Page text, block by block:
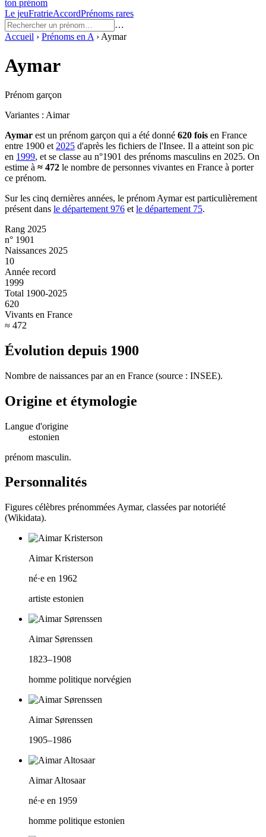
ton prénom
Le jeuFratrieAccordPrénoms rares
…
Accueil › Prénoms en A › Aymar
Aymar
Prénom garçon
Variantes : Aimar
Aymar est un prénom garçon qui a été donné 620 fois en France
entre 1900 et 2025 d'après les fichiers de l'Insee. Il a atteint son pic
en 1999, et se classe au n°1901 des prénoms masculins en 2025. On
estime à ≈ 472 le nombre de personnes vivantes en France à porter
ce prénom.
Sur les cinq dernières années, le prénom Aymarest particulièrement
présent dans le département 976 et le département 75.
Rang 2025
n° 1901
Naissances 2025
10
Année record
1999
Total 1900-2025
620
Vivants en France
≈ 472
Évolution depuis 1900
Nombre de naissances par an en France (source : INSEE).
Origine et étymologie
Langue d'origine
estonien
prénom masculin.
Personnalités
Figures célèbres prénommées Aymar, classées par notoriété
(Wikidata).
Aimar Kristerson
né·e en 1962
artiste estonien
Aimar Sørenssen
1823–1908
homme politique norvégien
Aimar Sørenssen
1905–1986
Aimar Altosaar
né·e en 1959
homme politique estonien